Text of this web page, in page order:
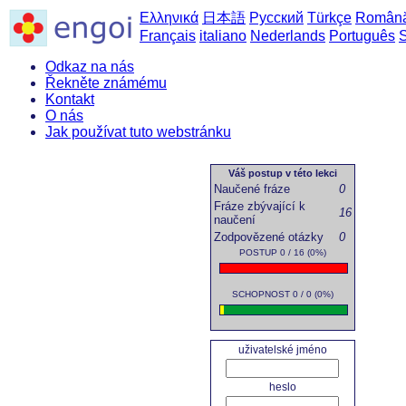
Ελληνικά 日本語 Русский Türkçe
Français italiano Nederlands Português
Odkaz na nás
Řekněte známému
Kontakt
O nás
Jak používat tuto webstránku
Váš postup v této lekci
Naučené fráze
0
Fráze zbývající k
naučení
16
Zodpovězené otázky
0
POSTUP 0 / 16 (0%)
SCHOPNOST 0 / 0 (0%)
uživatelské jméno
heslo